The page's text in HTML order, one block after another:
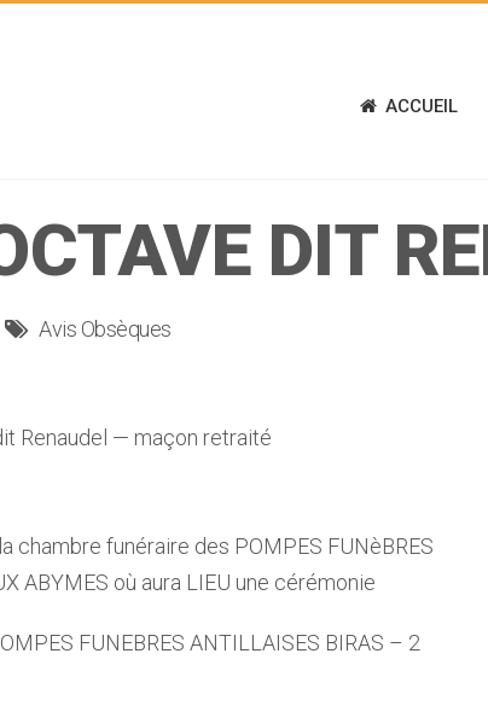
ACCUEIL
DIT
Avis Obsèques
Renaudel — maçon retraité
chambre funéraire des POMPES FUNèBRES
ABYMES où aura LIEU une cérémonie
FUNEBRES ANTILLAISES BIRAS – 2